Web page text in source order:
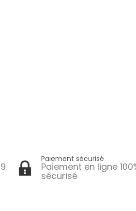
Paiement sécurisé
Paiement en ligne
sécurisé